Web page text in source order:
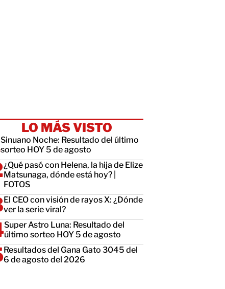
LO MÁS VISTO
Sinuano Noche: Resultado del último
sorteo HOY 5 de agosto
¿Qué pasó con Helena, la hija de Elize
Matsunaga, dónde está hoy? |
FOTOS
El CEO con visión de rayos X: ¿Dónde
ver la serie viral?
Super Astro Luna: Resultado del
último sorteo HOY 5 de agosto
Resultados del Gana Gato 3045 del
6 de agosto del 2026